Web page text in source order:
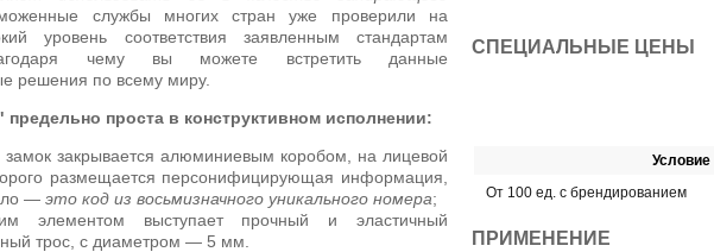
СПЕЦИАЛЬНЫЕ ЦЕНЫ
Условие
От 100 ед. с брендированием
ПРИМЕНЕНИЕ
службы многих стран уже проверили на
уровень соответствия заявленным стандартам
чему вы можете встретить данные
решения по всему миру.
проста в конструктивном исполнении:
замок закрывается алюминиевым коробом, на лицевой
размещается персонифицирующая информация,
— это код из восьмизначного уникального номера;
элементом выступает прочный и эластичный
трос, с диаметром — 5 мм.